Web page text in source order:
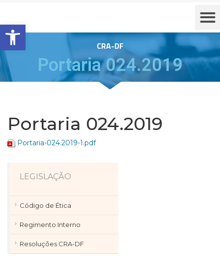
Barra de Ferramentas Aberta
CRA-DF
Portaria 024.2019
Portaria 024.2019
Portaria-024.2019-1.pdf
LEGISLAÇÃO
Código de Ética
Regimento Interno
Resoluções CRA-DF